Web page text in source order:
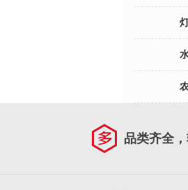
品类齐全